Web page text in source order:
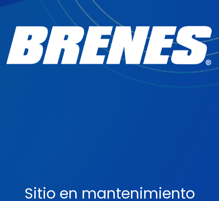
Sitio en mantenimiento